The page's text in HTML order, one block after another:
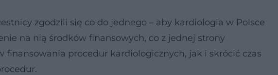
zgodzili się co do jednego – aby kardiologia w Polsce
na nią środków finansowych, co z jednej strony
procedur kardiologicznych, jak i skrócić czas